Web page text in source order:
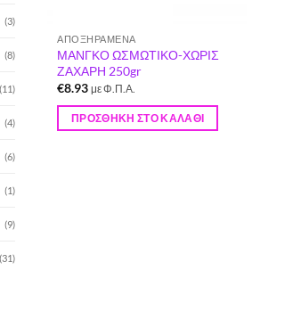
(3)
(8)
(11)
(4)
(6)
(1)
(9)
(31)
ΑΠΟΞΗΡΑΜΈΝΑ
ΜΑΝΓΚΟ ΩΣΜΩΤΙΚΟ-ΧΩΡΙΣ
ΖΑΧΑΡΗ 250gr
€8.93 με Φ.Π.Α.
ΠΡΟΣΘΉΚΗ ΣΤΟ ΚΑΛΆΘΙ